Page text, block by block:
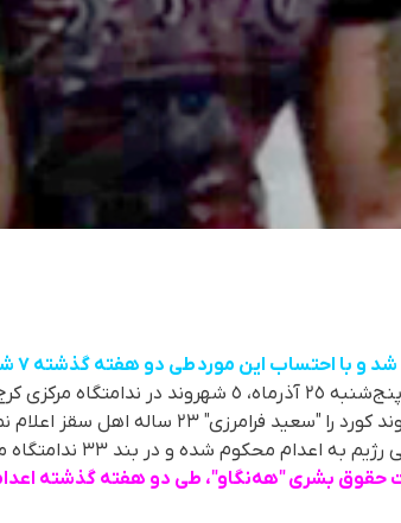
این مورد طی دو هفتە گذشتە ٧ شهروند کورد اعدام شدەاند.
برپایە گزارش وب‌سایت حقوق بشری "هەنگاو"، روز پنج‌شنبە ٢٥
بود. خبرنگار "هەنگاو" در شهر سقز هویت این شهروند
شدە و در بند ٣٣ ندامتگاه مرکزی کرج نگهداری می‌شد.